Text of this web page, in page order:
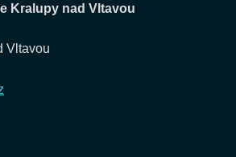
Kralupy nad Vltavou
Vltavou